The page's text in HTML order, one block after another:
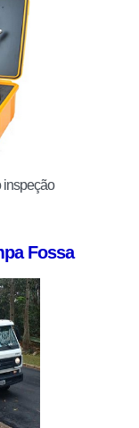
inspeção
Fossa